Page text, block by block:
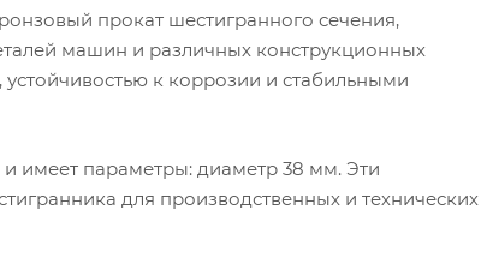
прокат шестигранного сечения,
машин и различных конструкционных
к коррозии и стабильными
имеет параметры: диаметр 38 мм. Эти
для производственных и технических